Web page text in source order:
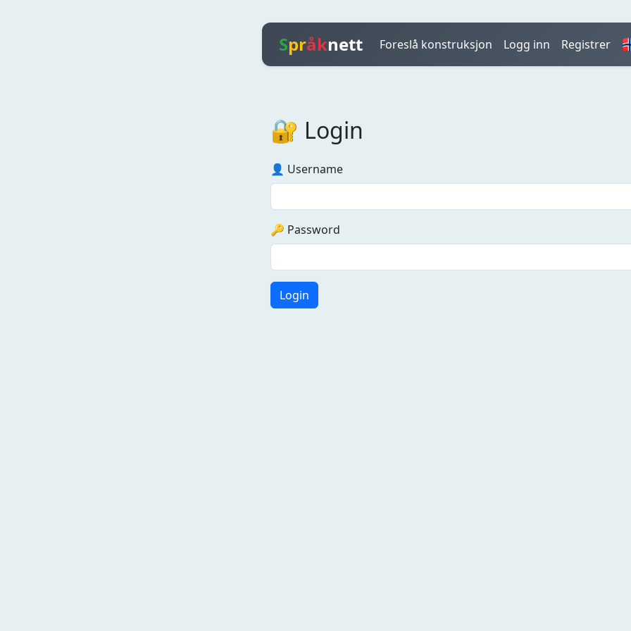
Språknett Foreslå konstruksjon Logg inn Registrer
🔐 Login
👤 Username
🔑 Password
Login